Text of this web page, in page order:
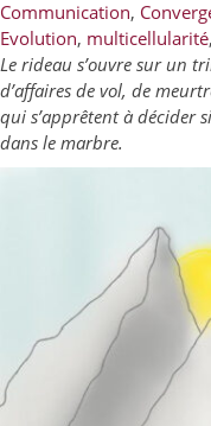
Communication,
Evolution, multicellularité,
Le rideau s’ouvre sur un
d’affaires de vol, de
qui s’apprêtent à décider
dans le marbre.